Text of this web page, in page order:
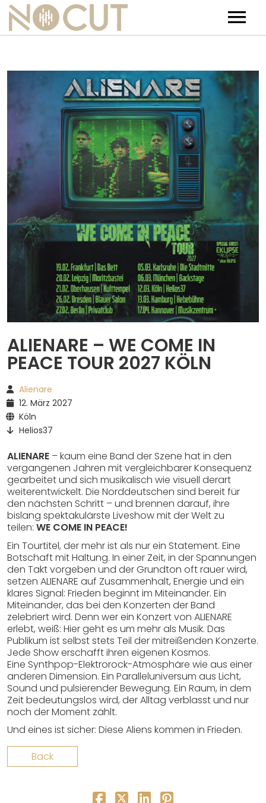
Artists – Filters
Releases
Events
News
Team
Contact
Jobs
Tickets & Merch
Spotify
ALIENARE – WE COME IN
PEACE TOUR 2027 KÖLN
Alienare
12. März 2027
Köln
Helios37
ALIENARE – kaum eine Band der Szene hat in den
vergangenen Jahren mit vergleichbarer Konsequenz
gearbeitet und sich musikalisch wie visuell derart
weiterentwickelt. Die Norddeutschen sind bereit für
den nächsten Schritt – und brennen darauf, ihre
bislang spektakulärste Liveshow mit der Welt zu
teilen: WE COME IN PEACE!
Ein Tourtitel, der mehr ist als nur ein Statement. Eine
Botschaft mit Haltung. In einer Zeit, in der Spannungen
den Takt vorgeben und der Grundton oft rauer wird,
setzen ALIENARE auf Zusammenhalt, Energie und ein
klares Signal: Frieden beginnt im Miteinander. Ein
Miteinander, das bei den Konzerten der Band
zelebriert wird. Denn wer ein Konzert von ALIENARE
erlebt, weiß: Hier geht es um mehr als Musik. Das
Publikum ist selbst stets Teil der mitreißenden Konzerte.
Jede Show erschafft ihren eigenen Kosmos.
Eine Synthpop-Elektrorock-Atmosphäre wie aus einer
anderen Dimension. Ein Paralleluniversum aus Licht,
Sound und pulsierender Bewegung. Ein Raum, in dem
Zeit bedeutungslos wird, der Alltag verblasst und nur
noch der Moment zählt.
Und eines ist sicher: Diese Aliens kommen in Frieden.
Back